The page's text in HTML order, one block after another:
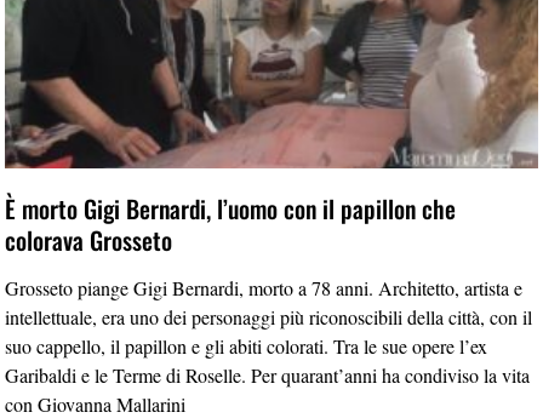
È morto Gigi Bernardi, l’uomo con il papillon che
colorava Grosseto
Grosseto piange Gigi Bernardi, morto a 78 anni. Architetto, artista e
intellettuale, era uno dei personaggi più riconoscibili della città, con il
suo cappello, il papillon e gli abiti colorati. Tra le sue opere l’ex
Garibaldi e le Terme di Roselle. Per quarant’anni ha condiviso la vita
con Giovanna Mallarini